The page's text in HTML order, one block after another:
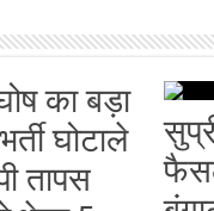
का बड़ा
घोटाले
तापस